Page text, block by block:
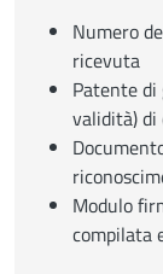
Numero
ricevuta
Patente di
validità) di
Modulo
compilata